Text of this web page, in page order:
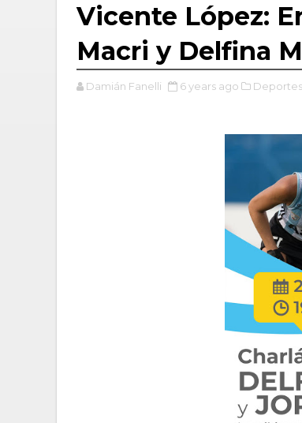
Vicente López:
Macri y Delfina
Damián Fanelli 6 years ago Deportes,